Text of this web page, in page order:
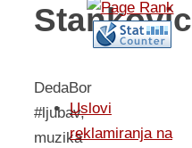
Stankovic
DedaBor
#ljubav,
muzika
Uslovi
reklamiranja na